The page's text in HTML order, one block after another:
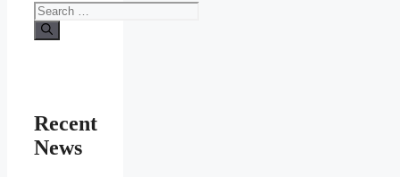
Search
for:
Recent
News